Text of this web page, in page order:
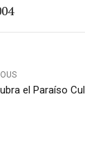
el Paraíso